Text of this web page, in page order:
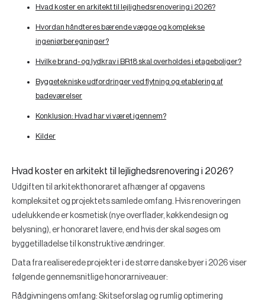
Hvad koster en arkitekt til lejlighedsrenovering i 2026?
Hvordan håndteres bærende vægge og komplekse
ingeniørberegninger?
Hvilke brand- og lydkrav i BR18 skal overholdes i etageboliger?
Byggetekniske udfordringer ved flytning og etablering af
badeværelser
Konklusion: Hvad har vi været igennem?
Kilder
Hvad koster en arkitekt til lejlighedsrenovering i 2026?
Udgiften til arkitekthonoraret afhænger af opgavens
kompleksitet og projektets samlede omfang. Hvis renoveringen
udelukkende er kosmetisk (nye overflader, køkkendesign og
belysning), er honoraret lavere, end hvis der skal søges om
byggetilladelse til konstruktive ændringer.
Data fra realiserede projekter i de større danske byer i 2026 viser
følgende gennemsnitlige honorarniveauer:
Rådgivningens omfang: Skitseforslag og rumlig optimering